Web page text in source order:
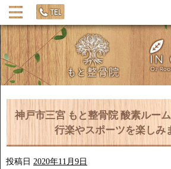
神戸市三宮 もと整骨院 酸素ルーム
行楽やスポーツを楽しみ
投稿日 2020年11月9日